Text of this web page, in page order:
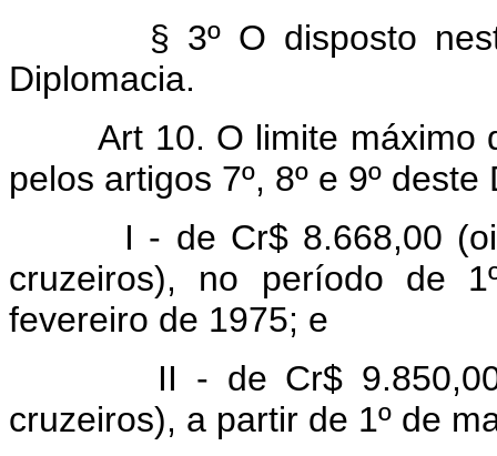
§ 3º O disposto neste
Diplomacia.
Art 10. O limite máximo
pelos artigos 7º, 8º e 9º
I - de Cr$ 8.668,00 (oito
cruzeiros), no período de
fevereiro de 1975; e
II - de Cr$ 9.850,00
cruzeiros), a partir de 1º de